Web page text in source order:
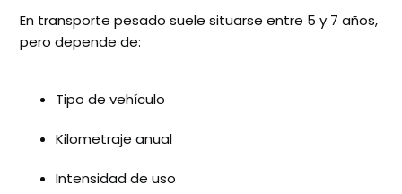
En transporte pesado suele situarse entre 5 y 7 años,
pero depende de:
Tipo de vehículo
Kilometraje anual
Intensidad de uso